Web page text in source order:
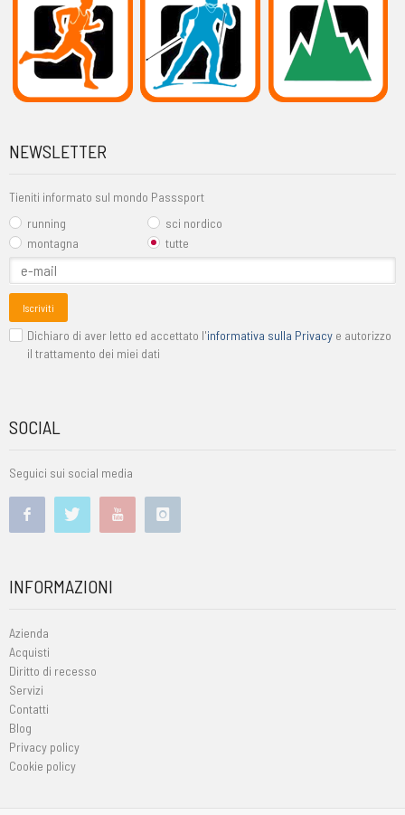
NEWSLETTER
Tieniti informato sul mondo Passsport
running
sci nordico
montagna
tutte
Iscriviti
Dichiaro di aver letto ed accettato l'informativa sulla Privacy e autorizzo
il trattamento dei miei dati
SOCIAL
Seguici sui social media
INFORMAZIONI
Azienda
Acquisti
Diritto di recesso
Servizi
Contatti
Blog
Privacy policy
Cookie policy